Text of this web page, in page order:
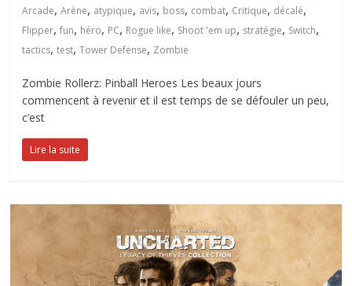
Arcade,Arène, atypique, avis, boss, combat, Critique, décalé,
Flipper,fun, héro, PC, Rogue like, Shoot 'em up, stratégie, Switch,
tactics,test,Tower Defense, Zombie
Zombie Rollerz: Pinball Heroes Les beaux jours
commencent à revenir et il est temps de se défouler un peu,
c’est
Lire la suite